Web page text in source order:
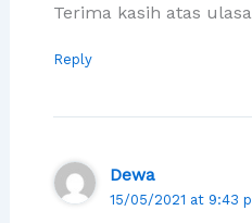
Terima kasih atas
Reply
Dewa
15/05/2021 at 9:43